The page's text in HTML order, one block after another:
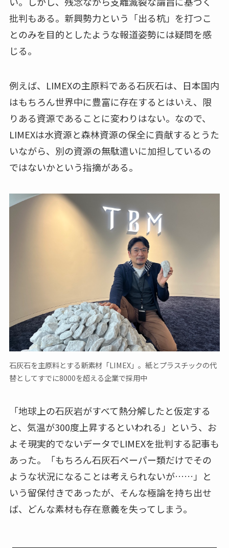
批判もある。新興勢力という「出る杭」を打つこ
とのみを目的としたような報道姿勢には疑問を感
じる。
例えば、LIMEXの主原料である石灰石は、日本国内
はもちろん世界中に豊富に存在するとはいえ、限
りある資源であることに変わりはない。なので、
LIMEXは水資源と森林資源の保全に貢献するとうた
いながら、別の資源の無駄遣いに加担しているの
ではないかという指摘がある。
石灰石を主原料とする新素材「LIMEX」。紙とプラスチックの代
替としてすでに8000を超える企業で採用中
「地球上の石灰岩がすべて熱分解したと仮定する
と、気温が300度上昇するといわれる」という、お
よそ現実的でないデータでLIMEXを批判する記事も
あった。「もちろん石灰石ペーパー類だけでその
ような状況になることは考えられないが……」と
いう留保付きであったが、そんな極論を持ち出せ
ば、どんな素材も存在意義を失ってしまう。